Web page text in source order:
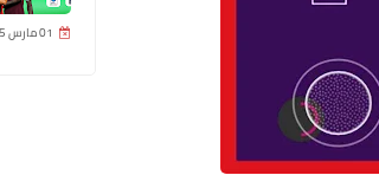
01 مارس 2025